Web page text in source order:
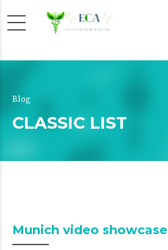
Blog
CLASSIC LIST
Munich video showcase